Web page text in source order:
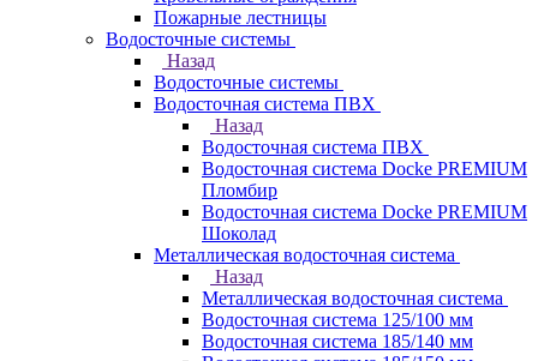
Пожарные лестницы
Водосточные системы
Назад
Водосточные системы
Водосточная система ПВХ
Назад
Водосточная система ПВХ
Водосточная система Docke PREMIUM
Пломбир
Водосточная система Docke PREMIUM
Шоколад
Металлическая водосточная система
Назад
Металлическая водосточная система
Водосточная система 125/100 мм
Водосточная система 185/140 мм